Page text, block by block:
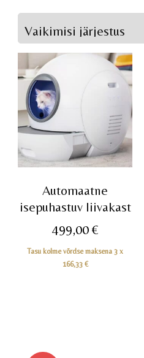
Automaatne
isepuhastuv liivakast
499,00 €
Tasu kolme võrdse maksena 3 x
166,33 €